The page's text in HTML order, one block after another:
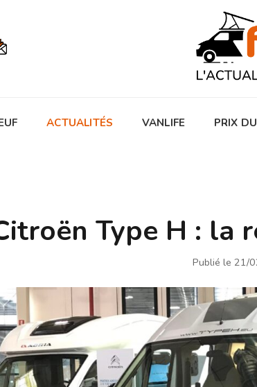
ACTUALITÉS VANLIFE PRIX
Type H : la
Publié le 21/